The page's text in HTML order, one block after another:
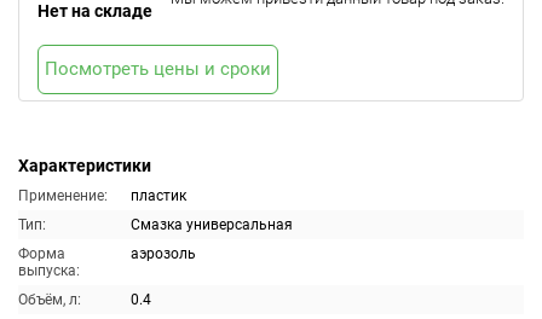
Характеристики
Применение:
пластик
Тип:
Смазка универсальная
Форма
выпуска:
аэрозоль
Объём, л:
0.4
Нет на складе
Посмотреть цены и сроки